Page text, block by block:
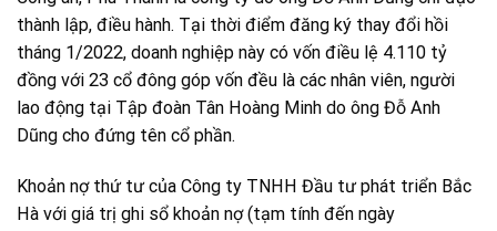
thành lập, điều hành. Tại thời điểm đăng ký thay đổi hồi
tháng 1/2022, doanh nghiệp này có vốn điều lệ 4.110 tỷ
đồng với 23 cổ đông góp vốn đều là các nhân viên, người
lao động tại Tập đoàn Tân Hoàng Minh do ông Đỗ Anh
Dũng cho đứng tên cổ phần.
Khoản nợ thứ tư của Công ty TNHH Đầu tư phát triển Bắc
Hà với giá trị ghi sổ khoản nợ (tạm tính đến ngày